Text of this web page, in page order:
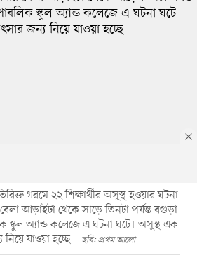
গরমে ২২ শিক্ষার্থীর অসুস্থ হওয়ার ঘটনা
আড়াইটা থেকে সাড়ে তিনটা পর্যন্ত বগুড়া
স্কুল অ্যান্ড কলেজে এ ঘটনা ঘটে। অসুস্থ এক
নিয়ে যাওয়া হচ্ছে
ছবি: প্রথম আলো